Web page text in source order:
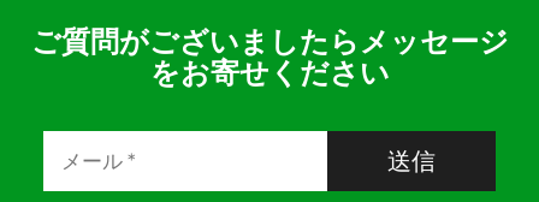
ご質問がございましたらメッセージ
をお寄せください
送信